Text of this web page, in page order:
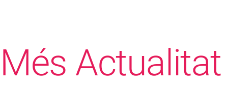
Més Actualitat